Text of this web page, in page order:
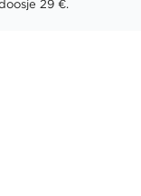
29 €.